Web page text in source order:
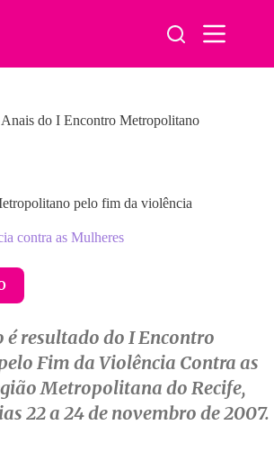
Anais do I Encontro Metropolitano
pelo fim da violência
contra as Mulheres
é resultado do I Encontro
Fim da Violência Contra as
Metropolitana do Recife,
22 a 24 de novembro de 2007.